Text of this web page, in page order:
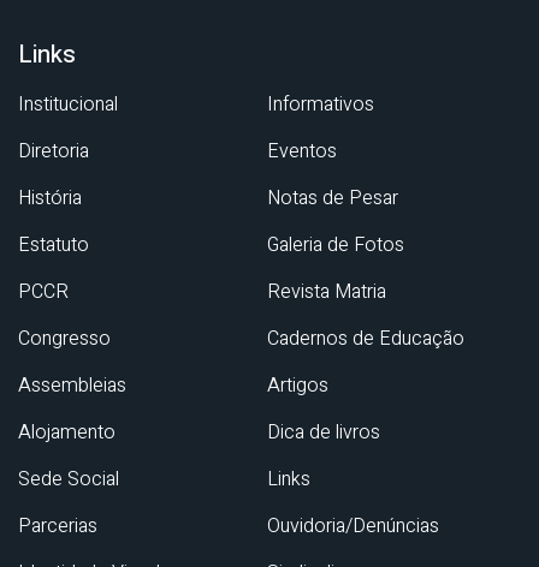
Links
Institucional
Diretoria
História
Estatuto
PCCR
Congresso
Assembleias
Alojamento
Sede Social
Parcerias
Informativos
Eventos
Notas de Pesar
Galeria de Fotos
Revista Matria
Cadernos de Educação
Artigos
Dica de livros
Links
Ouvidoria/Denúncias